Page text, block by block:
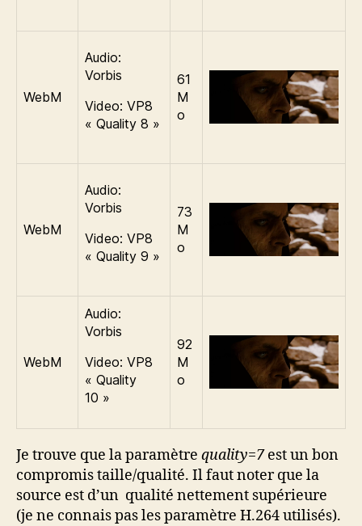
WebM
Audio:
Vorbis
Video: VP8
« Quality 8 »
61
M
o
WebM
Audio:
Vorbis
Video: VP8
« Quality 9 »
73
M
o
WebM
Audio:
Vorbis
Video: VP8
« Quality
10 »
92
M
o
Je trouve que la paramètre quality=7est un bon
compromis taille/qualité. Il faut noter que la
source est d’un qualité nettement supérieure
(je ne connais pas les paramètre H.264 utilisés).